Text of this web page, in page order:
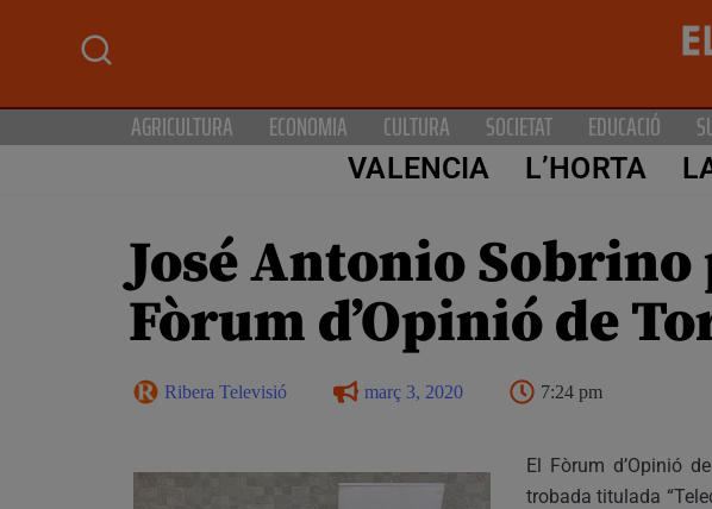
AGRICULTURA ECONOMIA CULTURA SOCIETAT EDUCACIÓ
VALENCIA L’HORTA
José Antonio
Fòrum d’Opinió de
Ribera Televisió març 3, 2020 7:24 pm
El Fòrum d’Opinió
trobada titulada